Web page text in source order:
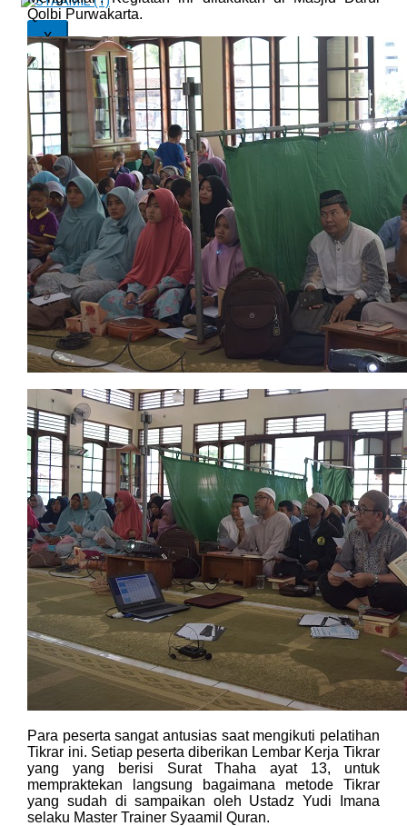
X
Qolbi Purwakarta.
Para peserta sangat antusias saat mengikuti pelatihan
Tikrar ini. Setiap peserta diberikan Lembar Kerja Tikrar
yang yang berisi Surat Thaha ayat 13, untuk
mempraktekan langsung bagaimana metode Tikrar
yang sudah di sampaikan oleh Ustadz Yudi Imana
selaku Master Trainer Syaamil Quran.